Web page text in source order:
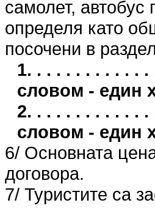
самолет,
определя като
посочени в
1. . . . . . . . . . . .
словом - един
2. . . . . . . . . . . .
словом - един
6/ Основната
договора.
7/ Туристите са